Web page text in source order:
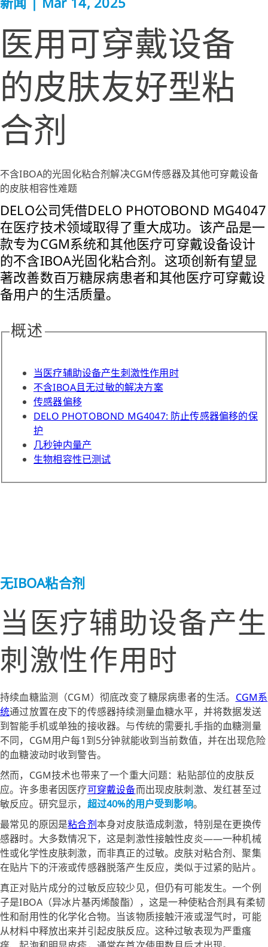
医用可穿戴设备
的皮肤友好型粘
合剂
不含IBOA的光固化粘合剂解决CGM传感器及其他可穿戴设备
的皮肤相容性难题
DELO公司凭借DELO PHOTOBOND MG4047
在医疗技术领域取得了重大成功。该产品是一
款专为CGM系统和其他医疗可穿戴设备设计
的不含IBOA光固化粘合剂。这项创新有望显
著改善数百万糖尿病患者和其他医疗可穿戴设
备用户的生活质量。
概述
当医疗辅助设备产生刺激性作用时
不含IBOA且无过敏的解决方案
传感器偏移
DELO PHOTOBOND MG4047: 防止传感器偏移的保
护
几秒钟内量产
生物相容性已测试
无IBOA粘合剂
当医疗辅助设备产生
刺激性作用时
持续血糖监测（CGM）彻底改变了糖尿病患者的生活。 CGM系
统通过放置在皮下的传感器持续测量血糖水平，并将数据发送
到智能手机或单独的接收器。与传统的需要扎手指的血糖测量
不同，CGM用户每1到5分钟就能收到当前数值，并在出现危险
的血糖波动时收到警告。
然而，CGM技术也带来了一个重大问题：粘贴部位的皮肤反
应。许多患者因医疗可穿戴设备而出现皮肤刺激、发红甚至过
敏反应。研究显示， 超过40%的用户受到影响。
最常见的原因是粘合剂本身对皮肤造成刺激，特别是在更换传
感器时。大多数情况下，这是刺激性接触性皮炎——一种机械
性或化学性皮肤刺激，而非真正的过敏。皮肤对粘合剂、聚集
在贴片下的汗液或传感器脱落产生反应，类似于过紧的贴片。
真正对贴片成分的过敏反应较少见，但仍有可能发生。一个例
子是IBOA（异冰片基丙烯酸酯），这是一种使粘合剂具有柔韧
性和耐用性的化学化合物。当该物质接触汗液或湿气时，可能
从材料中释放出来并引起皮肤反应。这种过敏表现为严重瘙